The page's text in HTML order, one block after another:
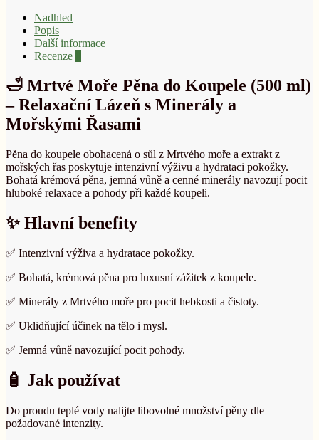
Nadhled
Popis
Další informace
Recenze
🛁 Mrtvé Moře Pěna do Koupele (500 ml)
– Relaxační Lázeň s Minerály a
Mořskými Řasami
Pěna do koupele obohacená o sůl z Mrtvého moře a extrakt z
mořských řas poskytuje intenzivní výživu a hydrataci pokožky.
Bohatá krémová pěna, jemná vůně a cenné minerály navozují pocit
hluboké relaxace a pohody při každé koupeli.
✨ Hlavní benefity
✅ Intenzivní výživa a hydratace pokožky.
✅ Bohatá, krémová pěna pro luxusní zážitek z koupele.
✅ Minerály z Mrtvého moře pro pocit hebkosti a čistoty.
✅ Uklidňující účinek na tělo i mysl.
✅ Jemná vůně navozující pocit pohody.
🧴 Jak používat
Do proudu teplé vody nalijte libovolné množství pěny dle
požadované intenzity.